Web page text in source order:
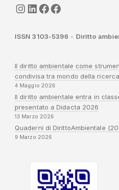
seguici
LinkedIn
ISGI-CNRSapienza
ISSN 3103-5396 - Diritto
Il diritto ambientale come
condivisa tra mondo della
4 Maggio 2026
Il diritto ambientale entra in
presentato a Didacta 2026
13 Marzo 2026
Quaderni di DirittoAmbientale
9 Marzo 2026